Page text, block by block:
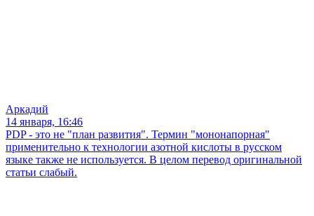
Аркадий
14 января, 16:46
PDP - это не "план развития". Термин "мононапорная"
применительно к технологии азотной кислоты в русском
языке также не используется. В целом перевод оригинальной
статьи слабый.